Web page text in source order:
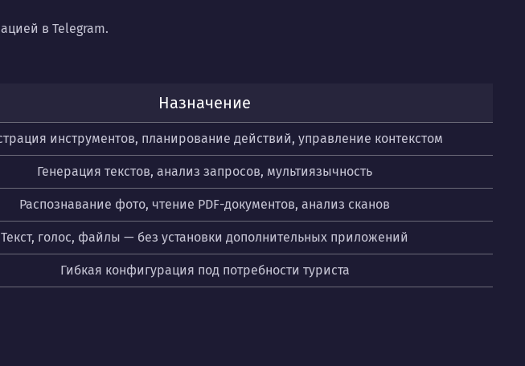
в Telegram.
Назначение
инструментов, планирование действий, управление контекстом
Генерация текстов, анализ запросов, мультиязычность
Распознавание фото, чтение PDF-документов, анализ сканов
Текст, голос, файлы — без установки дополнительных приложений
Гибкая конфигурация под потребности туриста